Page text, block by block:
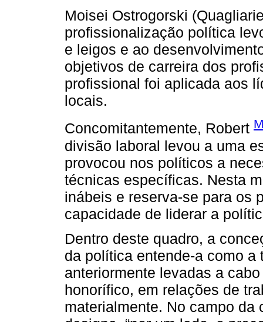
Moisei Ostrogorski
profissionalização política
e leigos e ao
objetivos de carreira dos
profissional foi aplicada aos
locais.
Concomitantemente, Robert
divisão laboral levou a uma
provocou nos políticos a
técnicas específicas. Nesta
inábeis e reserva-se para os
capacidade de liderar a
Dentro deste quadro, a
da política entende-a como
anteriormente levadas a
honorífico, em relações de
materialmente. No campo